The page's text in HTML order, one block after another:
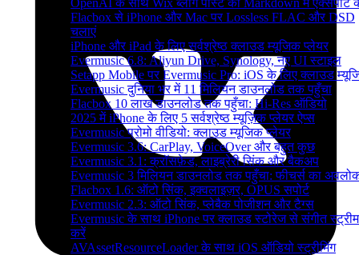
OpenAI के साथ Wix ब्लॉग पोस्ट को Markdown में एक्सपोर्ट
Flacbox से iPhone और Mac पर Lossless FLAC और DSD
चलाएं
iPhone और iPad के लिए सर्वश्रेष्ठ क्लाउड म्यूजिक प्लेयर
Evermusic 6.8: Aliyun Drive, Synology, नए UI स्टाइल
Setapp Mobile पर Evermusic Pro: iOS के लिए क्लाउड
Evermusic दुनिया भर में 11 मिलियन डाउनलोड तक पहुँचा
Flacbox 10 लाख डाउनलोड तक पहुँचा: Hi-Res ऑडियो
2025 में iPhone के लिए 5 सर्वश्रेष्ठ म्यूज़िक प्लेयर ऐप्स
Evermusic प्रोमो वीडियो: क्लाउड म्यूजिक प्लेयर
Evermusic 3.6: CarPlay, VoiceOver और बहुत कुछ
Evermusic 3.1: क्रॉसफ़ेड, लाइब्रेरी सिंक और बैकअप
Evermusic 3 मिलियन डाउनलोड तक पहुँचा: फीचर्स का
Flacbox 1.6: ऑटो सिंक, इक्वलाइज़र, OPUS सपोर्ट
Evermusic 2.3: ऑटो सिंक, प्लेबैक पोजीशन और टैग्स
Evermusic के साथ iPhone पर क्लाउड स्टोरेज से संगीत स्ट्रीम
करें
AVAssetResourceLoader के साथ iOS ऑडियो स्ट्रीमिंग